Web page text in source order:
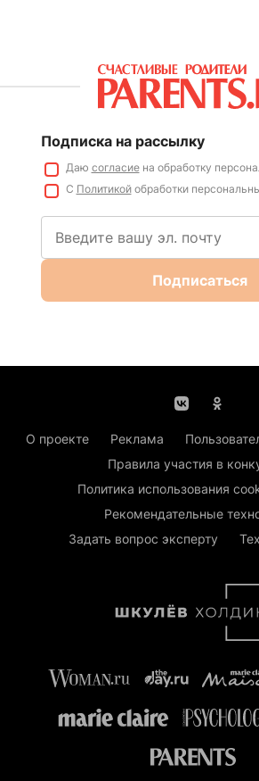
Подписка на рассылку
Даю согласиена обработку
С Политикойобработки
Подписаться
О проекте Реклама
Правила участия в
Политика использования
Рекомендательные
Задать вопрос эксперту